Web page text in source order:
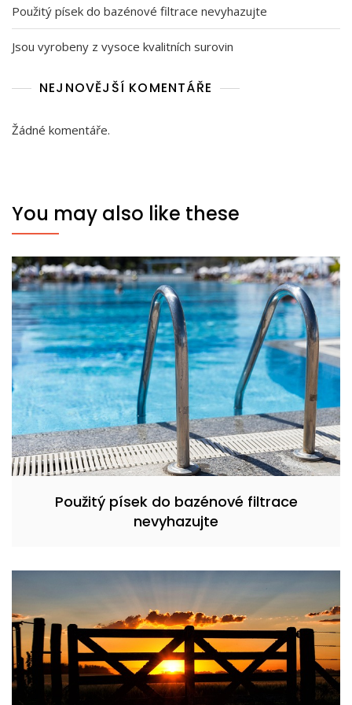
Použitý písek do bazénové filtrace nevyhazujte
Jsou vyrobeny z vysoce kvalitních surovin
NEJNOVĚJŠÍ KOMENTÁŘE
Žádné komentáře.
You may also like these
Použitý písek do bazénové filtrace
nevyhazujte